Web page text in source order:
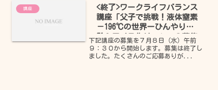
講座
<終了>ワークライフバランス
講座「父子で挑戦！液体窒素
－196℃の世界ーひんやり実
験＆アイス作りー」 の募集
を開始します
下記講座の募集を７月８日（水）午前
９：３０から開始します。募集は終了し
ました。たくさんのご応募ありが...